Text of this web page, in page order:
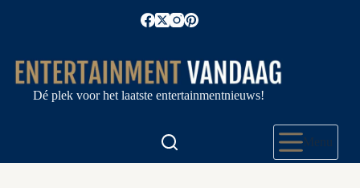
Dé plek voor het laatste entertainmentnieuws!
Menu